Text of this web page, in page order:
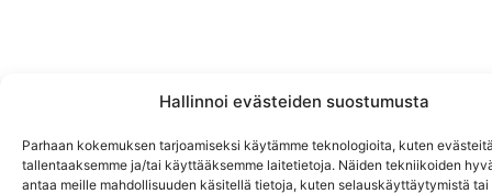
Hallinnoi evästeiden suostumusta
Parhaan kokemuksen tarjoamiseksi käytämme teknologioita, kuten
tallentaaksemme ja/tai käyttääksemme laitetietoja. Näiden tekniikoiden
antaa meille mahdollisuuden käsitellä tietoja, kuten selauskäyttäytymistä